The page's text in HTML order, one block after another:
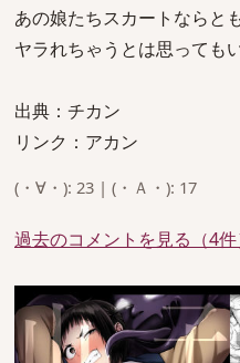
あの娘たちスカートならと
ヤラれちゃうとは思っても
出典：チカン
リンク：アカン
(・∀・): 23 | (・Ａ・): 17
過去のコメントを見る（4件